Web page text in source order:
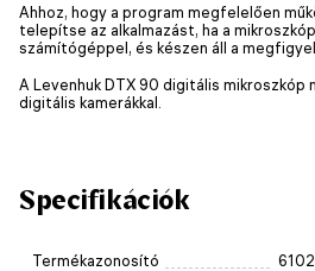
Ahhoz, hogy a program megfelelően
telepítse az alkalmazást, ha a
számítógéppel, és készen áll a
A Levenhuk DTX 90 digitális mikroszkóp
digitális kamerákkal.
Specifikációk
Termékazonosító